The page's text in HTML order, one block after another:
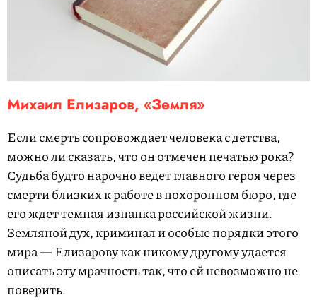
Михаил Елизаров, «Земля»
Если смерть сопровождает человека с детства,
можно ли сказать, что он отмечен печатью рока?
Судьба будто нарочно ведет главного героя через
смерти близких к работе в похоронном бюро, где
его ждет темная изнанка российской жизни.
Земляной дух, криминал и особые порядки этого
мира — Елизарову как никому другому удается
описать эту мрачность так, что ей невозможно не
поверить.